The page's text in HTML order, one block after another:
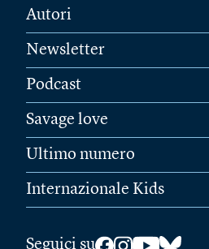
Autori
Newsletter
Podcast
Savage love
Ultimo numero
Internazionale Kids
Seguici su